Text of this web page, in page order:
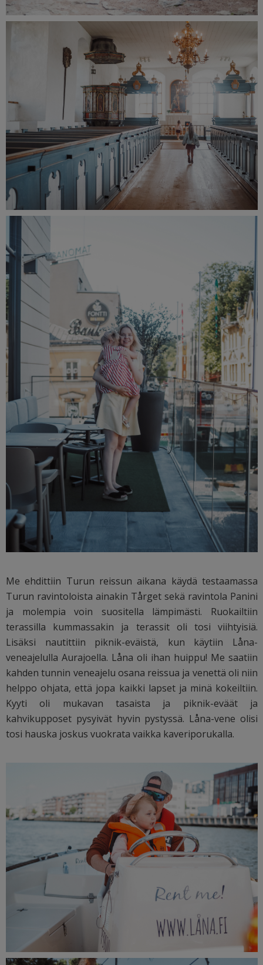
Me ehdittiin Turun reissun aikana käydä testaamassa
Turun ravintoloista ainakin Tårget sekä ravintola Panini
ja molempia voin suositella lämpimästi. Ruokailtiin
terassilla kummassakin ja terassit oli tosi viihtyisiä.
Lisäksi nautittiin piknik-eväistä, kun käytiin Låna-
veneajelulla Aurajoella. Låna oli ihan huippu! Me saatiin
kahden tunnin veneajelu osana reissua ja venettä oli niin
helppo ohjata, että jopa kaikki lapset ja minä kokeiltiin.
Kyyti oli mukavan tasaista ja piknik-eväät ja
kahvikupposet pysyivät hyvin pystyssä. Låna-vene olisi
tosi hauska joskus vuokrata vaikka kaveriporukalla.